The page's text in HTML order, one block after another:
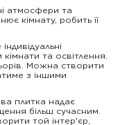
атмосфери та
кімнату, робить її
та освітлення.
Можна створити
з іншими
плитка надає
більш сучасним.
той інтер'єр,